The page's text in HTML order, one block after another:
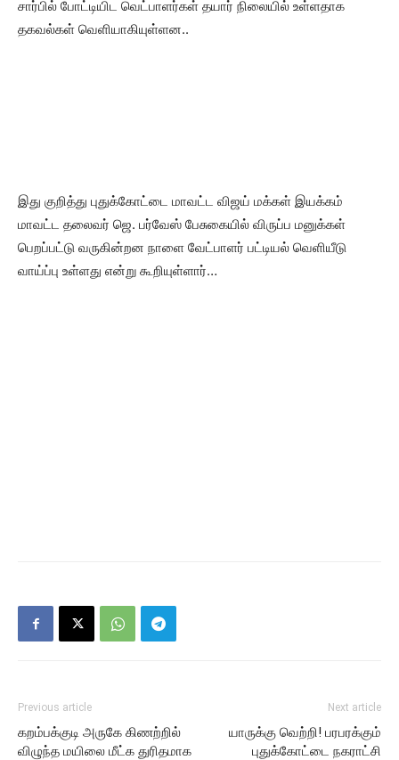
சார்பில் போட்டியிட வெட்பாளர்கள் தயார் நிலையில் உள்ளதாக
தகவல்கள் வெளியாகியுள்ளன..
இது குறித்து புதுக்கோட்டை மாவட்ட விஜய் மக்கள் இயக்கம்
மாவட்ட தலைவர் ஜெ. பர்வேஸ் பேசுகையில் விருப்ப மனுக்கள்
பெறப்பட்டு வருகின்றன நாளை வேட்பாளர் பட்டியல் வெளியீடு
வாய்ப்பு உள்ளது என்று கூறியுள்ளார்…
Previous article
கறம்பக்குடி அருகே கிணற்றில்
விழுந்த மயிலை மீட்க துரிதமாக
Next article
யாருக்கு வெற்றி! பரபரக்கும்
புதுக்கோட்டை நகராட்சி